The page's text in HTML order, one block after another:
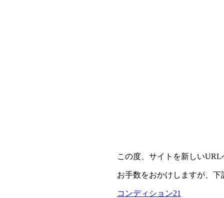
この度、サイトを新しい
お手数をおかけしますが、
コンディション21